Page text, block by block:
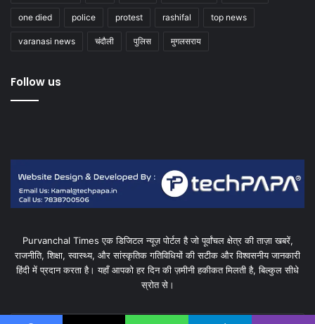
one died police protest rashifal top news
varanasi news चंदौली पुलिस मुगलसराय
Follow us
Purvanchal Times एक डिजिटल न्यूज़ पोर्टल है जो पूर्वांचल क्षेत्र की ताज़ा खबरें,
राजनीति, शिक्षा, स्वास्थ्य, और सांस्कृतिक गतिविधियों की सटीक और विश्वसनीय जानकारी
हिंदी में प्रदान करता है। यहाँ आपको हर दिन की ज़मीनी हकीकत मिलती है, बिल्कुल सीधे
स्रोत से।